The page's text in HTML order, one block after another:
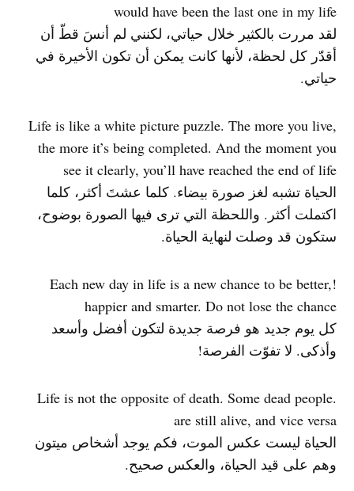
would have been the last one in my life
لقد مررت بالكثير خلال حياتي، لكنني لم أنسَ قطّ أن
أقدّر كل لحظة، لأنها كانت يمكن أن تكون الأخيرة في
حياتي.
Life is like a white picture puzzle. The more you live,
the more it’s being completed. And the moment you
see it clearly, you’ll have reached the end of life
الحياة تشبه لغز صورة بيضاء. كلما عشتَ أكثر، كلما
اكتملت أكثر. واللحظة التي ترى فيها الصورة بوضوح،
ستكون قد وصلت لنهاية الحياة.
!Each new day in life is a new chance to be better,
happier and smarter. Do not lose the chance
كل يوم جديد هو فرصة جديدة لتكون أفضل وأسعد
وأذكى. لا تفوّت الفرصة!
.Life is not the opposite of death. Some dead people
are still alive, and vice versa
الحياة ليست عكس الموت، فكم يوجد أشخاص ميتون
وهم على قيد الحياة، والعكس صحيح.